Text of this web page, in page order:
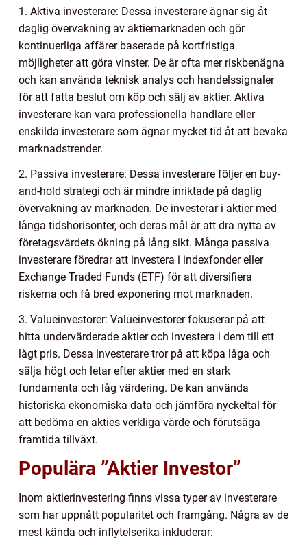
1. Aktiva investerare: Dessa investerare ägnar sig åt
daglig övervakning av aktiemarknaden och gör
kontinuerliga affärer baserade på kortfristiga
möjligheter att göra vinster. De är ofta mer riskbenägna
och kan använda teknisk analys och handelssignaler
för att fatta beslut om köp och sälj av aktier. Aktiva
investerare kan vara professionella handlare eller
enskilda investerare som ägnar mycket tid åt att bevaka
marknadstrender.
2. Passiva investerare: Dessa investerare följer en buy-
and-hold strategi och är mindre inriktade på daglig
övervakning av marknaden. De investerar i aktier med
långa tidshorisonter, och deras mål är att dra nytta av
företagsvärdets ökning på lång sikt. Många passiva
investerare föredrar att investera i indexfonder eller
Exchange Traded Funds (ETF) för att diversifiera
riskerna och få bred exponering mot marknaden.
3. Valueinvestorer: Valueinvestorer fokuserar på att
hitta undervärderade aktier och investera i dem till ett
lågt pris. Dessa investerare tror på att köpa låga och
sälja högt och letar efter aktier med en stark
fundamenta och låg värdering. De kan använda
historiska ekonomiska data och jämföra nyckeltal för
att bedöma en akties verkliga värde och förutsäga
framtida tillväxt.
Populära ”Aktier Investor”
Inom aktierinvestering finns vissa typer av investerare
som har uppnått popularitet och framgång. Några av de
mest kända och inflytelserika inkluderar: